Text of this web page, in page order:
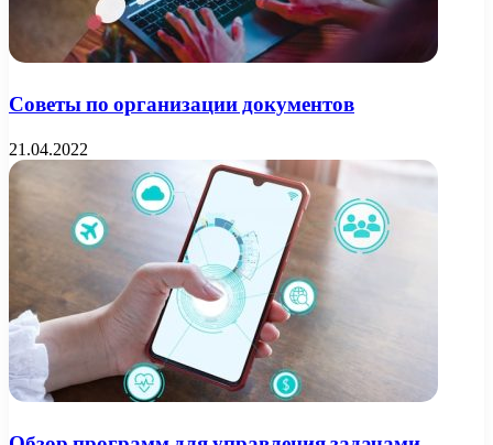
Советы по организации документов
21.04.2022